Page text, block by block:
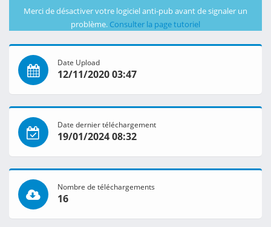
Merci de désactiver votre logiciel anti-pub avant de signaler un
problème. Consulter la page tutoriel
Date Upload
12/11/2020 03:47
Date dernier téléchargement
19/01/2024 08:32
Nombre de téléchargements
16